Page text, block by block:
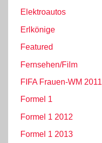
Elektroautos
Erlkönige
Featured
Fernsehen/Film
FIFA Frauen-WM 2011
Formel 1
Formel 1 2012
Formel 1 2013